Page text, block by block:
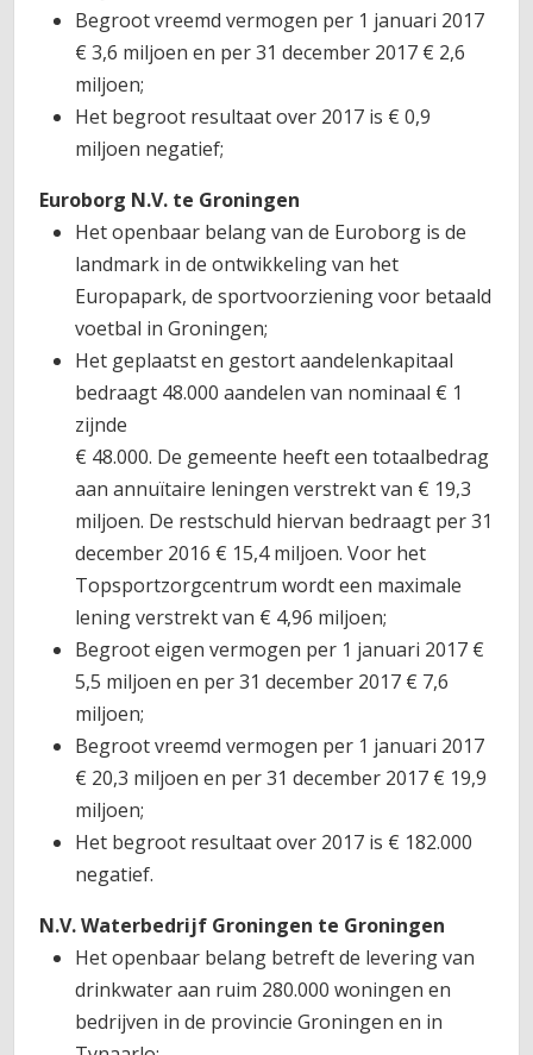
Begroot vreemd vermogen per 1 januari 2017
€ 3,6 miljoen en per 31 december 2017 € 2,6
miljoen;
Het begroot resultaat over 2017 is € 0,9
miljoen negatief;
Euroborg N.V. te Groningen
Het openbaar belang van de Euroborg is de
landmark in de ontwikkeling van het
Europapark, de sportvoorziening voor betaald
voetbal in Groningen;
Het geplaatst en gestort aandelenkapitaal
bedraagt 48.000 aandelen van nominaal € 1
zijnde
€ 48.000. De gemeente heeft een totaalbedrag
aan annuïtaire leningen verstrekt van € 19,3
miljoen. De restschuld hiervan bedraagt per 31
december 2016 € 15,4 miljoen. Voor het
Topsportzorgcentrum wordt een maximale
lening verstrekt van € 4,96 miljoen;
Begroot eigen vermogen per 1 januari 2017 €
5,5 miljoen en per 31 december 2017 € 7,6
miljoen;
Begroot vreemd vermogen per 1 januari 2017
€ 20,3 miljoen en per 31 december 2017 € 19,9
miljoen;
Het begroot resultaat over 2017 is € 182.000
negatief.
N.V. Waterbedrijf Groningen te Groningen
Het openbaar belang betreft de levering van
drinkwater aan ruim 280.000 woningen en
bedrijven in de provincie Groningen en in